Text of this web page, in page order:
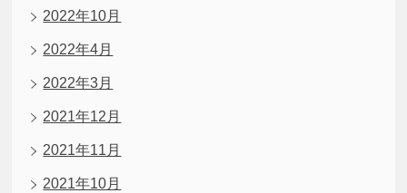
2022年10月
2022年4月
2022年3月
2021年12月
2021年11月
2021年10月